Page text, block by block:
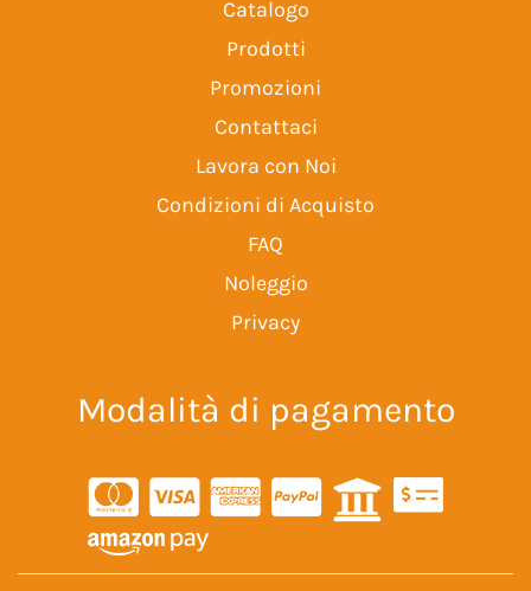
Catalogo
Prodotti
Promozioni
Contattaci
Lavora con Noi
Condizioni di Acquisto
FAQ
Noleggio
Privacy
Modalità di pagamento